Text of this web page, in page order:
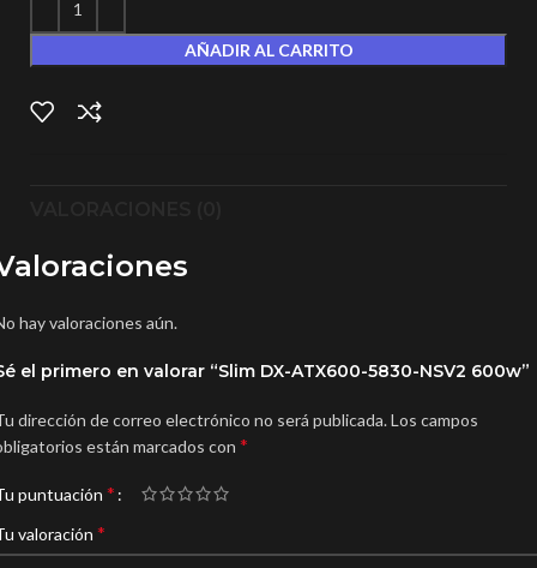
AÑADIR AL CARRITO
hay valoraciones aún.
el primero en valorar “Slim DX-ATX600-5830-NSV2 600w”
dirección de correo electrónico no será publicada.Los campos
están marcados con *
puntuación *
valoración *